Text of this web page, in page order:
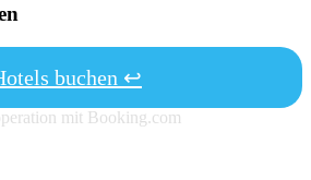
buchen ↩
mit Booking.com